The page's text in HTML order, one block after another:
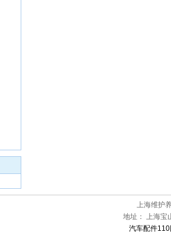
上海维护
地址：
上海宝
汽车配件